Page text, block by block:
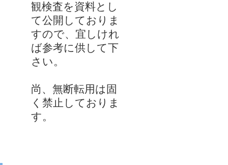
観検査を資料とし
て公開しておりま
すので、宜しけれ
ば参考に供して下
さい。
尚、無断転用は固
く禁止しておりま
す。